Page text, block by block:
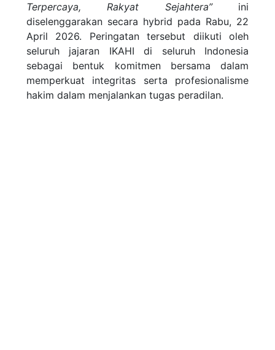
Terpercaya, Rakyat Sejahtera”ini
diselenggarakan secara hybrid pada Rabu, 22
April 2026. Peringatan tersebut diikuti oleh
seluruh jajaran IKAHI di seluruh Indonesia
sebagai bentuk komitmen bersama dalam
memperkuat integritas serta profesionalisme
hakim dalam menjalankan tugas peradilan.